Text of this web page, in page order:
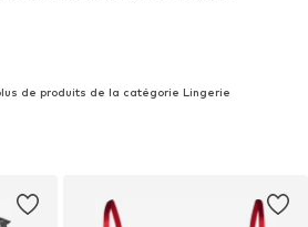
de produits de la catégorie Lingerie